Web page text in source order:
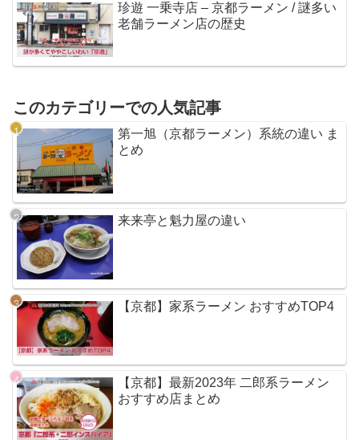
珍遊 一乗寺店 – 京都ラーメン / 謎多い
老舗ラーメン店の歴史
このカテゴリーでの人気記事
第一旭（京都ラーメン）系統の違い ま
とめ
来来亭と魁力屋の違い
【京都】家系ラーメン おすすめTOP4
【京都】最新2023年 二郎系ラーメン
おすすめ店まとめ